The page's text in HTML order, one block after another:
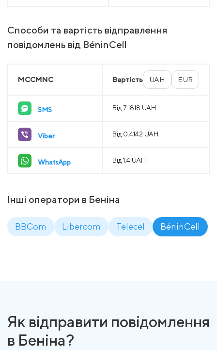
Способи та вартість відправлення
повідомлень від BéninCell
MCCMNC Вартість UAH EUR
SMS Від 7.1818 UAH
Viber Від 0.4142 UAH
WhatsApp Від 1.4 UAH
Інші оператори в Беніна
BBCom Libercom Telecel BéninCell
Як відправити повідомлення
в Беніна?